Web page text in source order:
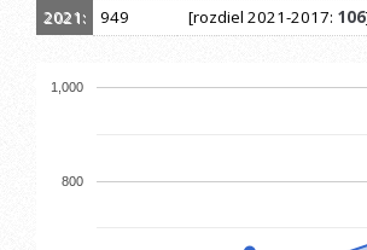
2021:
949 [rozdiel 2021-2017: 106
800
1,000